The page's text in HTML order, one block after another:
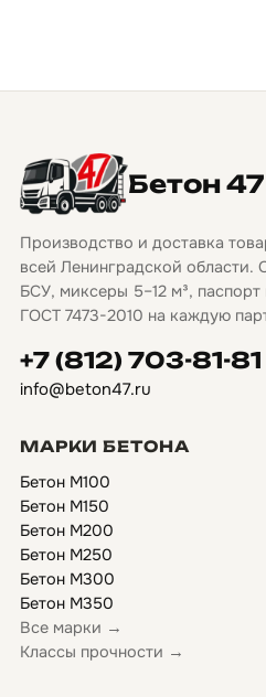
Бетон 47
Производство и доставка
всей Ленинградской области.
БСУ, миксеры 5–12 м³, паспорт
ГОСТ 7473-2010 на каждую
+7 (812) 703-81-81
info@beton47.ru
МАРКИ БЕТОНА
Бетон М100
Бетон М150
Бетон М200
Бетон М250
Бетон М300
Бетон М350
Все марки →
Классы прочности →